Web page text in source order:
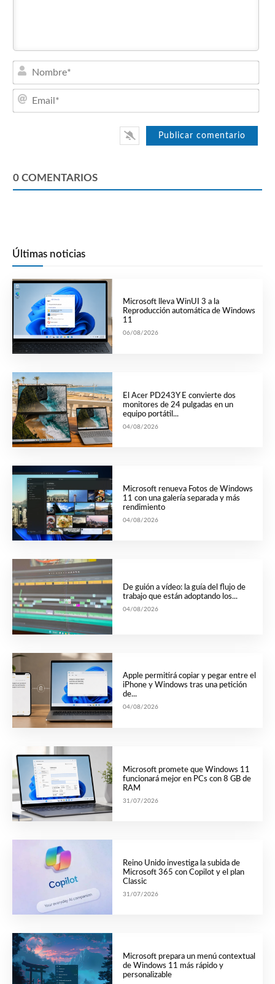
0 COMENTARIOS
Últimas noticias
Microsoft lleva WinUI 3 a la
Reproducción automática de Windows
11
06/08/2026
El Acer PD243Y E convierte dos
monitores de 24 pulgadas en un
equipo portátil...
04/08/2026
Microsoft renueva Fotos de Windows
11 con una galería separada y más
rendimiento
04/08/2026
De guión a vídeo: la guía del flujo de
trabajo que están adoptando los...
04/08/2026
Apple permitirá copiar y pegar entre el
iPhone y Windows tras una petición
de...
04/08/2026
Microsoft promete que Windows 11
funcionará mejor en PCs con 8 GB de
RAM
31/07/2026
Reino Unido investiga la subida de
Microsoft 365 con Copilot y el plan
Classic
31/07/2026
Microsoft prepara un menú contextual
de Windows 11 más rápido y
personalizable